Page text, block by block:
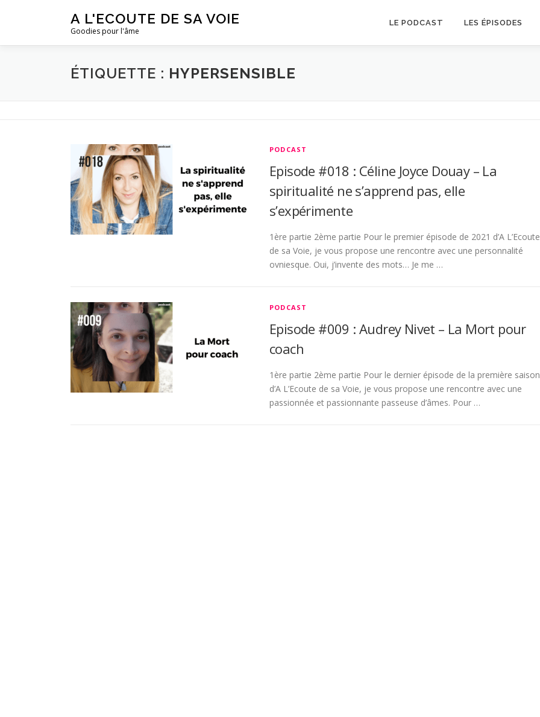
A L'ECOUTE DE SA VOIE
Goodies pour l'âme
LE PODCAST LES ÉPISODES
ÉTIQUETTE : HYPERSENSIBLE
PODCAST
Episode #018 : Céline Joyce Douay – La
spiritualité ne s’apprend pas, elle
s’expérimente
1ère partie 2ème partie Pour le premier épisode de 2021 d’A L’Ecoute
de sa Voie, je vous propose une rencontre avec une personnalité
ovniesque. Oui, j’invente des mots… Je me …
PODCAST
Episode #009 : Audrey Nivet – La Mort pour
coach
1ère partie 2ème partie Pour le dernier épisode de la première saison
d’A L’Ecoute de sa Voie, je vous propose une rencontre avec une
passionnée et passionnante passeuse d’âmes. Pour …